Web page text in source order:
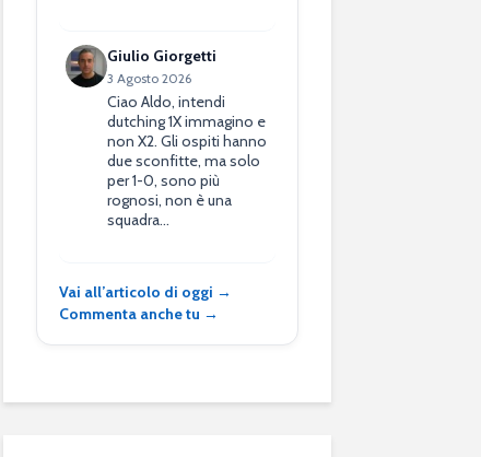
Giulio Giorgetti
3 Agosto 2026
Ciao Aldo, intendi
dutching 1X immagino e
non X2. Gli ospiti hanno
due sconfitte, ma solo
per 1-0, sono più
rognosi, non è una
squadra…
Vai all’articolo di oggi →
Commenta anche tu →